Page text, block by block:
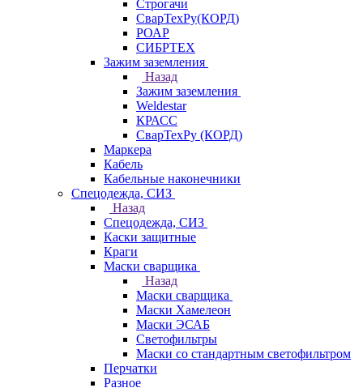
Строгачи
СварТехРу(КОРД)
РОАР
СИБРТЕХ
Зажим заземления
Назад
Зажим заземления
Weldestar
КРАСС
СварТехРу (КОРД)
Маркера
Кабель
Кабельные наконечники
Спецодежда, СИЗ
Назад
Спецодежда, СИЗ
Каски защитные
Краги
Маски сварщика
Назад
Маски сварщика
Маски Хамелеон
Маски ЭСАБ
Светофильтры
Маски со стандартным светофильтром
Перчатки
Разное